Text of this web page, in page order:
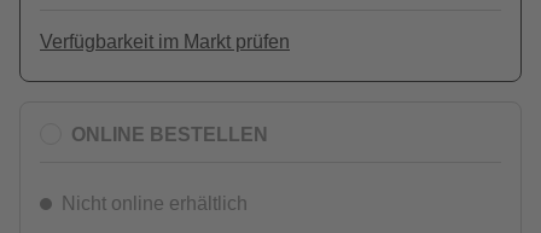
Verfügbarkeit im Markt prüfen
ONLINE BESTELLEN
Nicht online erhältlich